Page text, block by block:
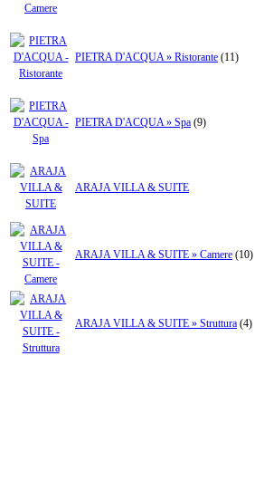
PIETRA D'ACQUA » Ristorante (11)
PIETRA D'ACQUA » Spa (9)
ARAJA VILLA & SUITE
ARAJA VILLA & SUITE » Camere (10)
ARAJA VILLA & SUITE » Struttura (4)